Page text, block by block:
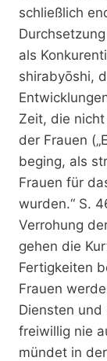
schließlich
als
shirabyōshi,
Zeit, die
der Frauen
beging, als
Frauen für
wurden.“ S.
Verrohung
gehen die
Fertigkeiten
Frauen
Diensten
freiwillig nie
mündet in